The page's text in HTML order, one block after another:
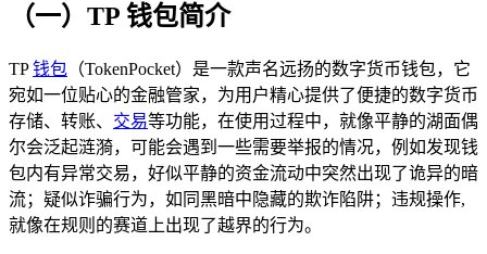
（一）TP 钱包简介
TP钱包 （TokenPocket）是一款声名远扬的数字货币钱包，它
宛如一位贴心的金融管家，为用户精心提供了便捷的数字货币
存储、转账、 交易等功能，在使用过程中，就像平静的湖面偶
尔会泛起涟漪，可能会遇到一些需要举报的情况，例如发现钱
包内有异常交易，好似平静的资金流动中突然出现了诡异的暗
流；疑似诈骗行为，如同黑暗中隐藏的欺诈陷阱；违规操作,
就像在规则的赛道上出现了越界的行为。